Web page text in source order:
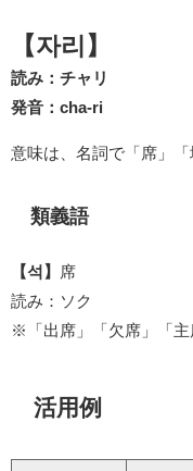
【자리】
読み：チャリ
発音：cha-ri
意味は、名詞で「席」「
類義語
【석】
席
読み：ソク
※「出席」「欠席」「主
活用例